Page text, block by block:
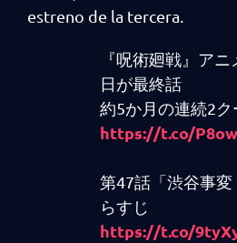
estreno de la tercera.
『呪術廻戦』ア
日が最終話
約5か月の連続2ク
https://t.co/
第47話「渋谷事変
らすじ
https://t.co/